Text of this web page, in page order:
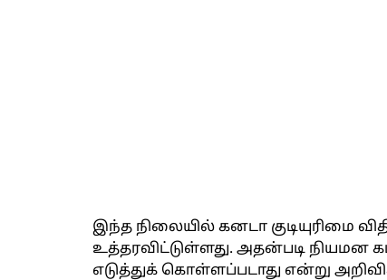
இந்த நிலையில் கனடா குடியுரிமை
உத்தரவிட்டுள்ளது. அதன்படி நியமன
எடுத்துக் கொள்ளப்படாது என்று